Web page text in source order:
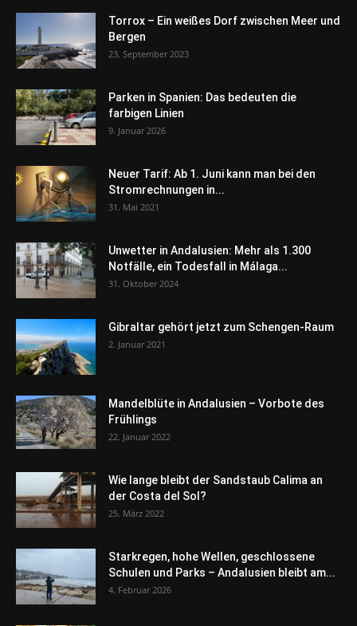
Torrox – Ein weißes Dorf zwischen Meer und
Bergen
23. September 2023
Parken in Spanien: Das bedeuten die
farbigen Linien
9. Januar 2026
Neuer Tarif: Ab 1. Juni kann man bei den
Stromrechnungen in...
31. Mai 2021
Unwetter in Andalusien: Mehr als 1.300
Notfälle, ein Todesfall in Málaga...
31. Oktober 2024
Gibraltar gehört jetzt zum Schengen-Raum
2. Januar 2021
Mandelblüte in Andalusien – Vorbote des
Frühlings
22. Januar 2022
Wie lange bleibt der Sandstaub Calima an
der Costa del Sol?
25. März 2022
Starkregen, hohe Wellen, geschlossene
Schulen und Parks – Andalusien bleibt am...
4. Februar 2026